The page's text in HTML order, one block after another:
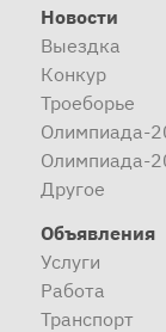
Новости
Выездка
Конкур
Троеборье
Олимпиада-
Олимпиада-
Другое
Объявления
Услуги
Работа
Транспорт